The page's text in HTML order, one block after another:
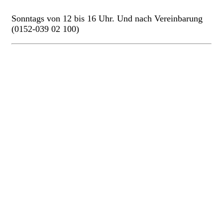
Sonntags von 12 bis 16 Uhr. Und nach Vereinbarung
(0152-039 02 100)